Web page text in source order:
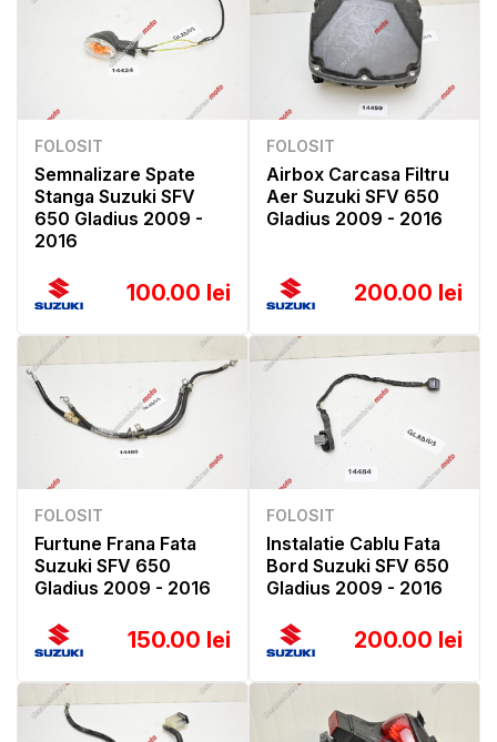
FOLOSIT
Semnalizare Spate
Stanga Suzuki SFV
650 Gladius 2009 -
2016
100.00 lei
FOLOSIT
Airbox Carcasa Filtru
Aer Suzuki SFV 650
Gladius 2009 - 2016
200.00 lei
FOLOSIT
Furtune Frana Fata
Suzuki SFV 650
Gladius 2009 - 2016
150.00 lei
FOLOSIT
Instalatie Cablu Fata
Bord Suzuki SFV 650
Gladius 2009 - 2016
200.00 lei